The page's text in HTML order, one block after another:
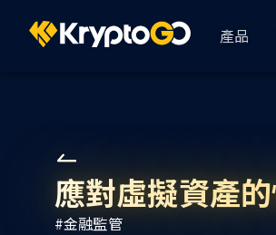
產品
應對虛擬資產
#金融監管